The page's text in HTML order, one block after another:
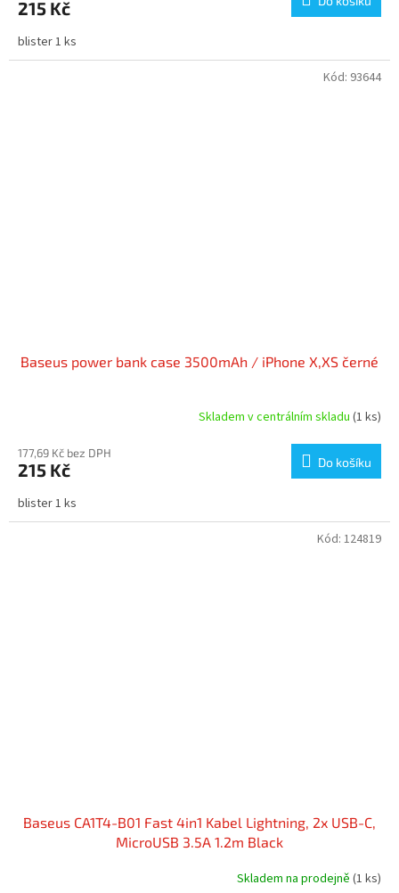
215 Kč
blister 1 ks
Baseus power bank case 3500mAh / iPhone X,XS černé
Skladem v centrálním skladu (1 ks)
177,69 Kč bez DPH
215 Kč Do košíku
blister 1 ks
Kód: 93644
Baseus CA1T4-B01 Fast 4in1 Kabel Lightning, 2x USB-C,
MicroUSB 3.5A 1.2m Black
Skladem na prodejně (1 ks)
Kód: 124819